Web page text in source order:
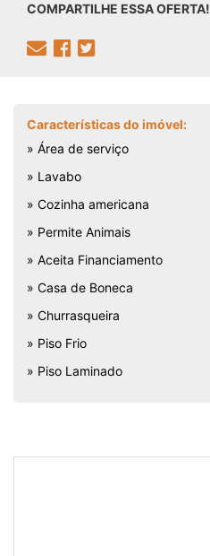
COMPARTILHE ESSA OFERTA!
Características do imóvel:
» Área de serviço
» Lavabo
» Cozinha americana
» Permite Animais
» Aceita Financiamento
» Casa de Boneca
» Churrasqueira
» Piso Frio
» Piso Laminado